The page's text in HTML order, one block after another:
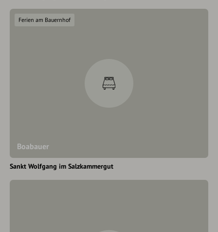
Boabauer
Ferien am Bauernhof
Sankt Wolfgang im Salzkammergut